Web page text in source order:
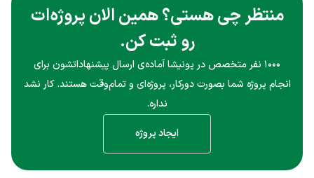
نحویل بدم و زیرنویس فیلم و سریال رو هم به صورت فایل srt و داخل
نرم افزار subedit انجام میدم که میشه هم زمانی رو هم با ویدیو انجام
منتظر چی هستی؟ همین الان پروژه‌ات
رو ثبت کن.
۱۰۰۰ نفر متخصص در پونیشا آماده‌ی ارسال پیشنهاداتشون برای
انجام پروژه شما بصورت دورکار، پروژه‌ای و تمام‌وقت هستند. کار نشد
نداره.
ایجاد پروژه